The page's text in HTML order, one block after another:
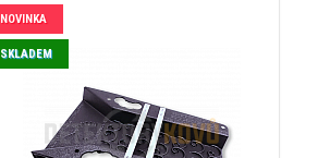
NOVINKA
SKLADEM